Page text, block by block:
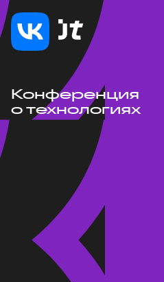
Конференция
о технологиях